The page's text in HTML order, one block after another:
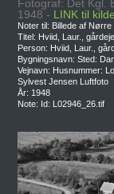
Fotograf: Det Kgl.
1948 - LINK til kilde.
Noter til: Billede af Nørre
Titel: Hviid, Laur.,
Person: Hviid, Laur.,
Bygningsnavn: Sted:
Vejnavn: Husnummer:
Sylvest Jensen Luftfoto
År: 1948
Note: Id: L02946_26.tif